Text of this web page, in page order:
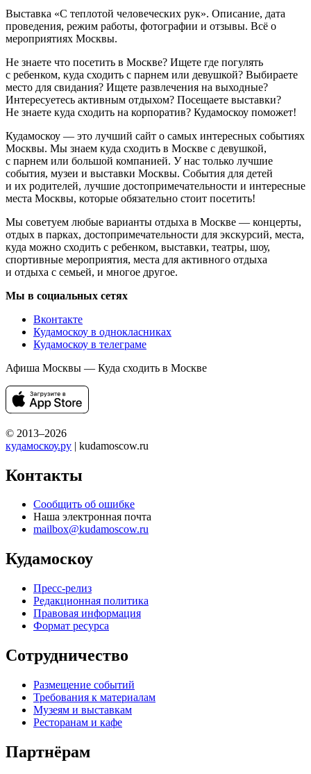
Выставка «С теплотой человеческих рук». Описание, дата
проведения, режим работы, фотографии и отзывы. Всё о
мероприятиях Москвы.
Не знаете что посетить в Москве? Ищете где погулять
с ребенком, куда сходить с парнем или девушкой? Выбираете
место для свидания? Ищете развлечения на выходные?
Интересуетесь активным отдыхом? Посещаете выставки?
Не знаете куда сходить на корпоратив? Кудамоскоу поможет!
Кудамоскоу — это лучший сайт о самых интересных событиях
Москвы. Мы знаем куда сходить в Москве с девушкой,
с парнем или большой компанией. У нас только лучшие
события, музеи и выставки Москвы. События для детей
и их родителей, лучшие достопримечательности и интересные
места Москвы, которые обязательно стоит посетить!
Мы советуем любые варианты отдыха в Москве — концерты,
отдых в парках, достопримечательности для экскурсий, места,
куда можно сходить с ребенком, выставки, театры, шоу,
спортивные мероприятия, места для активного отдыха
и отдыха с семьей, и многое другое.
Мы в социальных сетях
Вконтакте
Кудамоскоу в однокласниках
Кудамоскоу в телеграме
Афиша Москвы — Куда сходить в Москве
© 2013–2026
кудамоскоу.ру | kudamoscow.ru
Контакты
Сообщить об ошибке
Наша электронная почта
mailbox@kudamoscow.ru
Кудамоскоу
Пресс-релиз
Редакционная политика
Правовая информация
Формат ресурса
Сотрудничество
Размещение событий
Требования к материалам
Музеям и выставкам
Ресторанам и кафе
Партнёрам